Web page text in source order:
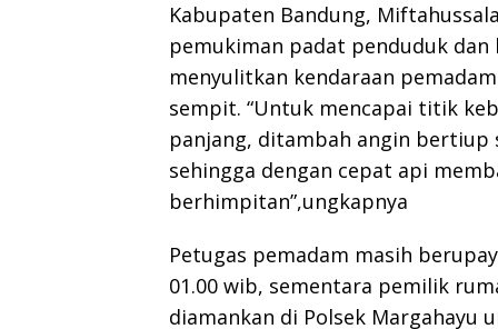
Kabupaten Bandung,
pemukiman padat penduduk
menyulitkan kendaraan
sempit. “Untuk mencapai titik
panjang, ditambah angin bertiup
sehingga dengan cepat api
berhimpitan”,ungkapnya
Petugas pemadam masih
01.00 wib, sementara pemilik
diamankan di Polsek Margahayu